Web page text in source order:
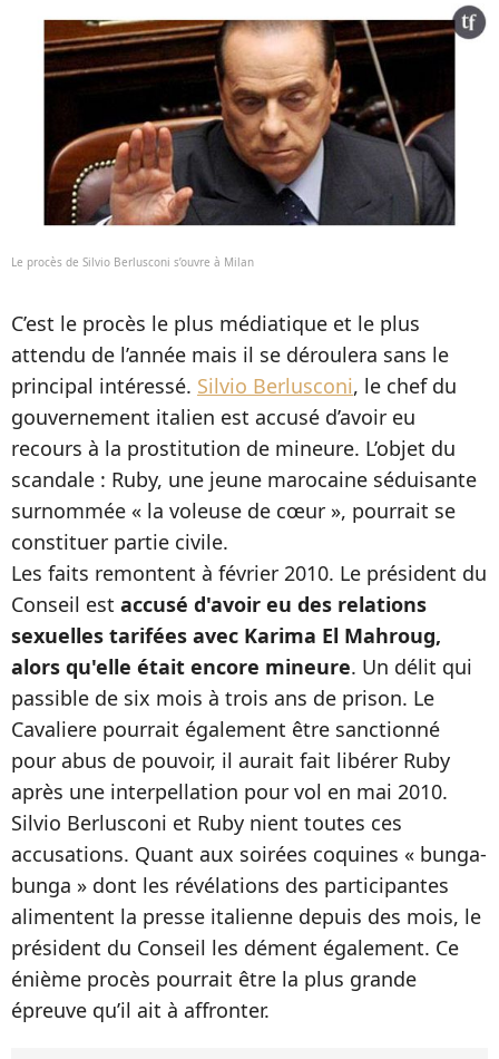
Le procès de Silvio Berlusconi s’ouvre à Milan
C’est le procès le plus médiatique et le plus
attendu de l’année mais il se déroulera sans le
principal intéressé. Silvio Berlusconi, le chef du
gouvernement italien est accusé d’avoir eu
recours à la prostitution de mineure. L’objet du
scandale : Ruby, une jeune marocaine séduisante
surnommée « la voleuse de cœur », pourrait se
constituer partie civile.
Les faits remontent à février 2010. Le président du
Conseil est accusé d'avoir eu des relations
sexuelles tarifées avec Karima El Mahroug,
alors qu'elle était encore mineure. Un délit qui
passible de six mois à trois ans de prison. Le
Cavaliere pourrait également être sanctionné
pour abus de pouvoir, il aurait fait libérer Ruby
après une interpellation pour vol en mai 2010.
Silvio Berlusconi et Ruby nient toutes ces
accusations. Quant aux soirées coquines « bunga-
bunga » dont les révélations des participantes
alimentent la presse italienne depuis des mois, le
président du Conseil les dément également. Ce
énième procès pourrait être la plus grande
épreuve qu’il ait à affronter.